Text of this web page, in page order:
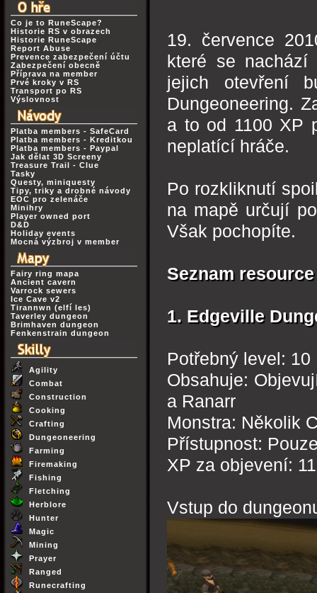
Co je to RuneScape?
Historie RS v obrazech
Historie RuneScape
Report Abuse
Prevence zabezpečení účtu
Zabezpečení obecně
Příprava na member
Prvé kroky v RS
Transport po RS
Výslovnost
Platba members - SafeCard
Platba members - Kreditkou
Platba members - Paypal
Jak dělat 3D Screeny
Treasure Trail - Clue
Tasky
Questy, miniquesty
Tipy, triky a drobné návody
EOC pro zelenáče
Minihry
Player owned port
D&D
Holiday events
Mocná výzbroj v member
Fairy ring mapa
Ancient cavern
Varrock sewers
Ice Cave v2
Tirannwn (elfí les)
Taverley dungeon
Brimhaven dungeon
Fenkenstrain dungeon
Agility
Combat
Construction
Cooking
Crafting
Dungeoneering
Farming
Firemaking
Fishing
Fletching
Herblore
Hunter
Magic
Mining
Prayer
Ranged
Runecrafting
19. července
které se
jejich otevření
Dungeoneering.
a to od 1100 XP
neplatící hráče.
Po rozkliknutí
na mapě určují
Však pochopíte.
Seznam
1. Edgeville
Potřebný level: 10
Obsahuje:
a Ranarr
Monstra: Několik
Přístupnost:
XP za objevení:
Vstup do